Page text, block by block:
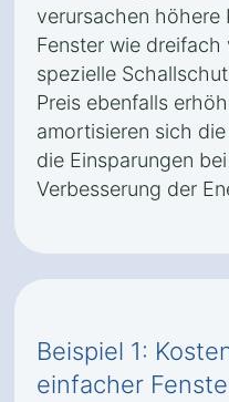
verursachen
Fenster wie
spezielle
Preis ebenfalls
amortisieren sich
die Einsparungen
Verbesserung der
Beispiel 1:
einfacher